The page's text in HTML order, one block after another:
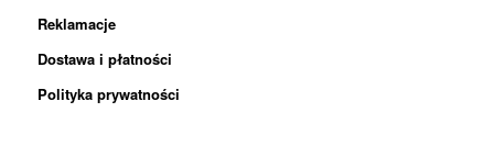
Reklamacje
Dostawa i płatności
Polityka prywatności